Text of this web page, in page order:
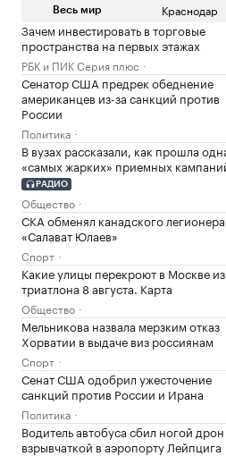
Весь мир Краснодар
Зачем инвестировать в торговые
пространства на первых этажах
РБК и ПИК Серия плюс
Сенатор США предрек обеднение
американцев из-за санкций против
России
Политика
В вузах рассказали, как прошла
«самых жарких» приемных
РАДИО
Общество
СКА обменял канадского
«Салават Юлаев»
Спорт
Какие улицы перекроют в Москве
триатлона 8 августа. Карта
Общество
Мельникова назвала мерзким отказ
Хорватии в выдаче виз россиянам
Спорт
Сенат США одобрил ужесточение
санкций против России и Ирана
Политика
Водитель автобуса сбил ногой
взрывчаткой в аэропорту Лейпцига